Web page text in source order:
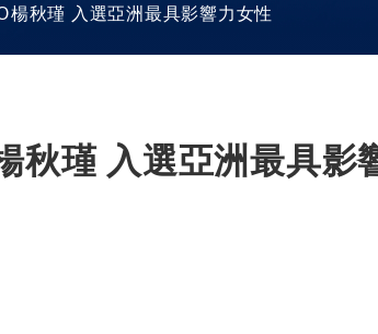
集團行為準則暨責任標準
工作環境與員工人身安全
台灣廠區
影音中心
董事會
內部稽核
環境永續
利害關係人
楊秋瑾 入選亞洲最具影響力女性
秋瑾 入選亞洲最具影